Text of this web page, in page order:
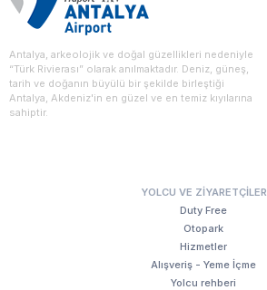
Antalya, arkeolojik ve doğal güzellikleri nedeniyle
“Türk Rivierası” olarak anılmaktadır. Deniz, güneş,
tarih ve doğanın büyülü bir şekilde birleştiği
Antalya, Akdeniz'in en güzel ve en temiz kıyılarına
sahiptir.
YOLCU VE ZIYARETÇILER
Duty Free
Otopark
Hizmetler
Alışveriş - Yeme İçme
Yolcu rehberi